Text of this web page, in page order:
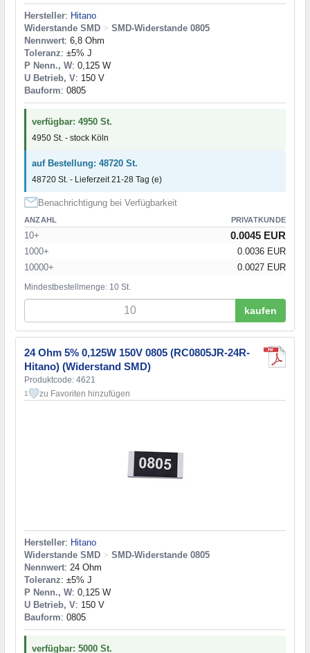
Hersteller: Hitano
Widerstande SMD > SMD-Widerstande 0805
Nennwert: 6,8 Ohm
Toleranz: ±5% J
P Nenn., W: 0,125 W
U Betrieb, V: 150 V
Bauform: 0805
verfügbar: 4950 St.
4950 St. - stock Köln
auf Bestellung: 48720 St.
48720 St. - Lieferzeit 21-28 Tag (e)
Benachrichtigung bei Verfügbarkeit
ANZAHL PRIVATKUNDE
10+ 0.0045 EUR
1000+
0.0036 EUR
10000+
0.0027 EUR
Mindestbestellmenge: 10 St.
kaufen
24 Ohm 5% 0,125W 150V 0805 (RC0805JR-24R-
Hitano) (Widerstand SMD)
Produktcode: 4621
1 zu Favoriten hinzufügen
Hersteller: Hitano
Widerstande SMD > SMD-Widerstande 0805
Nennwert: 24 Ohm
Toleranz: ±5% J
P Nenn., W: 0,125 W
U Betrieb, V: 150 V
Bauform: 0805
verfügbar: 5000 St.